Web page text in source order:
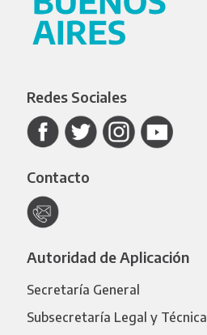
Redes Sociales
Contacto
Autoridad de Aplicación
Secretaría General
Subsecretaría Legal y Técnica